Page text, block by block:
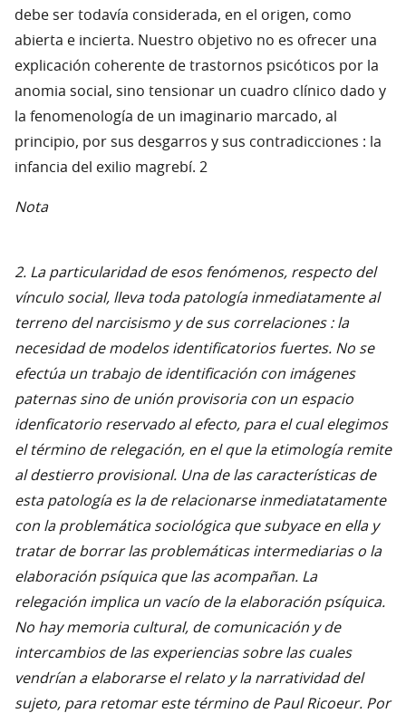
debe ser todavía considerada, en el origen, como
abierta e incierta. Nuestro objetivo no es ofrecer una
explicación coherente de trastornos psicóticos por la
anomia social, sino tensionar un cuadro clínico dado y
la fenomenología de un imaginario marcado, al
principio, por sus desgarros y sus contradicciones : la
infancia del exilio magrebí. 2
Nota
2. La particularidad de esos fenómenos, respecto del
vínculo social, lleva toda patología inmediatamente al
terreno del narcisismo y de sus correlaciones : la
necesidad de modelos identificatorios fuertes. No se
efectúa un trabajo de identificación con imágenes
paternas sino de unión provisoria con un espacio
idenficatorio reservado al efecto, para el cual elegimos
el término de relegación, en el que la etimología remite
al destierro provisional. Una de las características de
esta patología es la de relacionarse inmediatatamente
con la problemática sociológica que subyace en ella y
tratar de borrar las problemáticas intermediarias o la
elaboración psíquica que las acompañan. La
relegación implica un vacío de la elaboración psíquica.
No hay memoria cultural, de comunicación y de
intercambios de las experiencias sobre las cuales
vendrían a elaborarse el relato y la narratividad del
sujeto, para retomar este término de Paul Ricoeur. Por